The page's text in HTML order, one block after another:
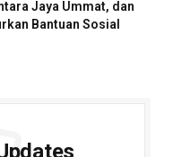
Jaya Ummat, dan
Bantuan Sosial